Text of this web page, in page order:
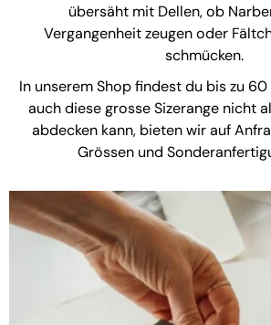
übersäht mit Dellen, ob
Vergangenheit zeugen oder
schmücken.
In unserem Shop findest du bis zu
auch diese grosse Sizerange nicht
abdecken kann, bieten wir auf
Grössen und